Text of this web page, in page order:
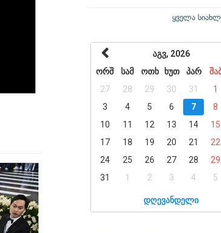
ყველა
აგვ, 2026
ორშ
სამ ოთხ ხუთ პარ
27
28 29 30 31 1
3
4 5 6 7 8
10
11 12 13 14 15
17
18 19 20 21 22
24
25 26 27 28 29
31
1 2 3 4 5
დღევანდელი